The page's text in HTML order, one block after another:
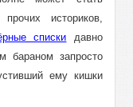
историков,
списки давно
бараном запросто
ему кишки